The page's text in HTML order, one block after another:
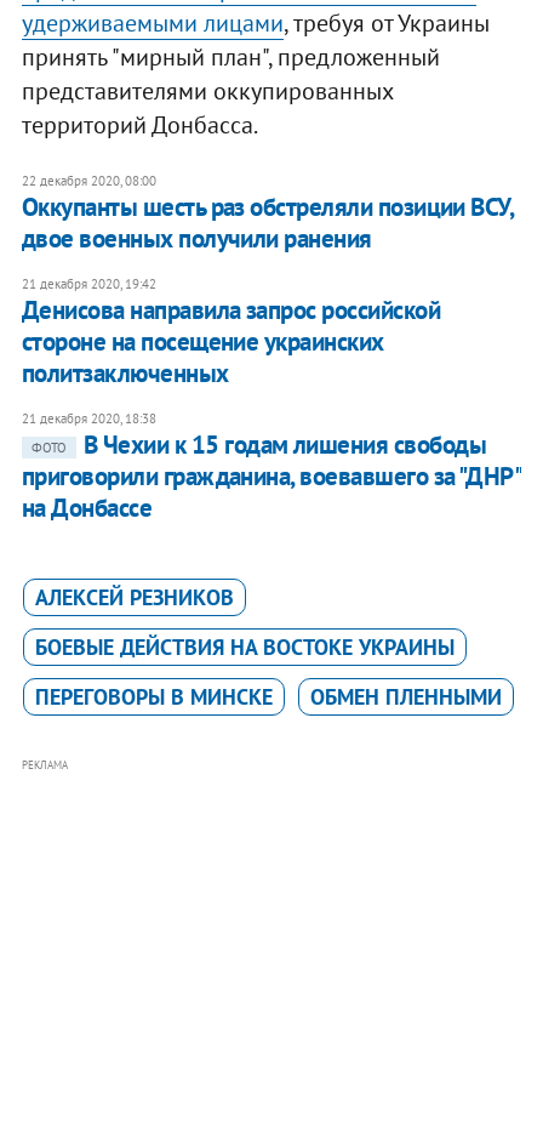
удерживаемыми лицами, требуя от Украины
принять "мирный план", предложенный
представителями оккупированных
территорий Донбасса.
22 декабря 2020, 08:00
Оккупанты шесть раз обстреляли позиции ВСУ,
двое военных получили ранения
21 декабря 2020, 19:42
Денисова направила запрос российской
стороне на посещение украинских
политзаключенных
21 декабря 2020, 18:38
ФОТО
В Чехии к 15 годам лишения свободы
приговорили гражданина, воевавшего за "ДНР"
на Донбассе
АЛЕКСЕЙ РЕЗНИКОВ
БОЕВЫЕ ДЕЙСТВИЯ НА ВОСТОКЕ УКРАИНЫ
ПЕРЕГОВОРЫ В МИНСКЕ
ОБМЕН ПЛЕННЫМИ
РЕКЛАМА